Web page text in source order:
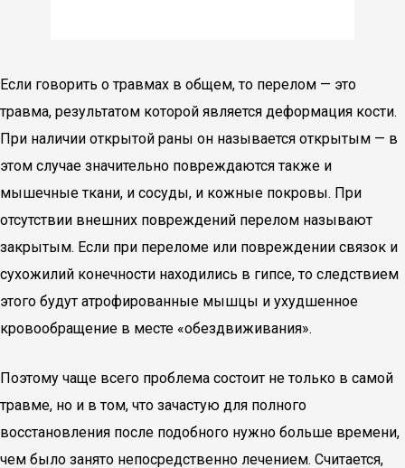
Если говорить о травмах в общем, то перелом — это
травма, результатом которой является деформация кости.
При наличии открытой раны он называется открытым — в
этом случае значительно повреждаются также и
мышечные ткани, и сосуды, и кожные покровы. При
отсутствии внешних повреждений перелом называют
закрытым. Если при переломе или повреждении связок и
сухожилий конечности находились в гипсе, то следствием
этого будут атрофированные мышцы и ухудшенное
кровообращение в месте «обездвиживания».
Поэтому чаще всего проблема состоит не только в самой
травме, но и в том, что зачастую для полного
восстановления после подобного нужно больше времени,
чем было занято непосредственно лечением. Считается,